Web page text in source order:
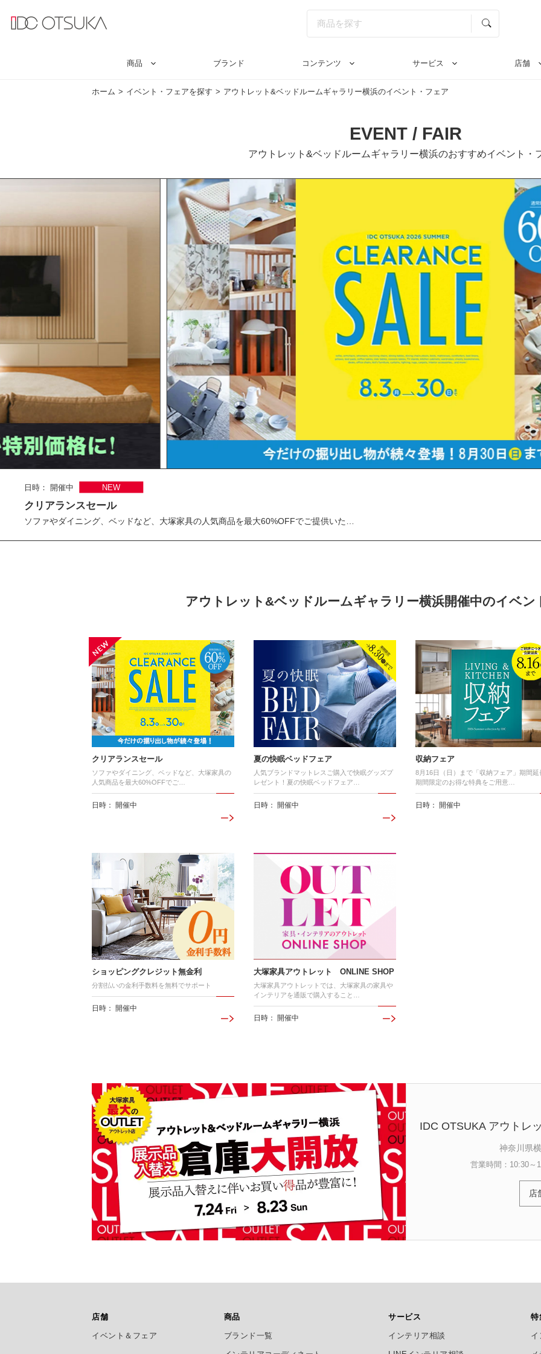
商品 ブランド コンテンツ サービス 店舗
ホーム イベント・フェアを探す アウトレット&ベッドルームギャラリー横浜のイベント・フェア
EVENT / FAIR
アウトレット&ベッドルームギャラリー横浜のおすすめイベント・
日時： 開催中 NEW
クリアランスセール
ソファやダイニング、ベッドなど、大塚家具の人気商品を最大60%OFFでご提供いた…
アウトレット&ベッドルームギャラリー横浜開催中のイベン
クリアランスセール
ソファやダイニング、ベッドなど、大塚家具の
人気商品を最大60%OFFでご…
日時： 開催中
夏の快眠ベッドフェア
人気ブランドマットレスご購入で快眠グッズプ
レゼント！夏の快眠ベッドフェア…
日時： 開催中
収納フェア
8月16日（日）まで「収納フェア」期間延
期間限定のお得な特典をご用意…
日時： 開催中
ショッピングクレジット無金利
分割払いの金利手数料を無料でサポート
日時： 開催中
大塚家具アウトレット ONLINE SHOP
大塚家具アウトレットでは、大塚家具の家具や
インテリアを通販で購入すること…
日時： 開催中
IDC OTSUKA アウトレ
神奈川県
営業時間：10:30～
店
店舗
イベント＆フェア
商品
ブランド一覧
サービス
インテリア相談
特
イ